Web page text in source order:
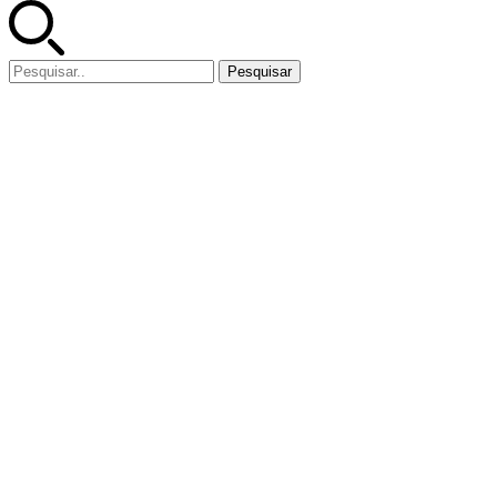
Pesquisar